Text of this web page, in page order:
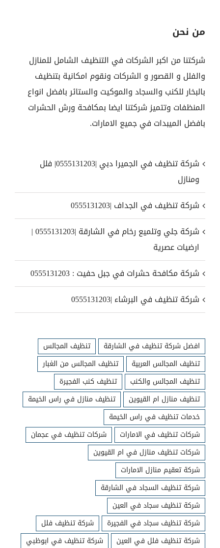
من نحن
شركتنا من اكبر الشركات في التنظيف الشامل للمنازل
والفلل و القصور و الشركات ونقوم امكانية بتنظيف
بالبخار للكنب والسجاد والموكيت والستائر بافضل انواع
المنظفات وتتميز شركتنا ايضا بمكافحة ورش الحشرات
بافضل الميبدات في جميع الامارات.
شركة تنظيف في الجميرا دبي |0555131203| فلل
ومنازل
شركة تنظيف في الجداف |0555131203
شركة جلي وتلميع رخام في الشارقة |0555131203 |
ارضيات عصرية
شركة مكافحة حشرات في جبل حفيت : 0555131203
شركة تنظيف في البرشاء |0555131203
افضل شركة تنظيف في الشارقة
تنظيف المجالس
تنظيف المجالس العربية
تنظيف المجالس من الغبار
تنظيف المجالس والكنب
تنظيف كنب الفجيرة
تنظيف منازل ام القيوين
تنظيف منازل في راس الخيمة
خدمات تنظيف في راس الخيمة
شركات تنظيف في الامارات
شركات تنظيف في عجمان
شركات تنظيف منازل في ام القيوين
شركة تعقيم منازل الامارات
شركة تنظيف السجاد في الشارقة
شركة تنظيف سجاد في العين
شركة تنظيف سجاد في الفجيرة
شركة تنظيف فلل
شركة تنظيف فلل في العين
شركة تنظيف في ابوظبي